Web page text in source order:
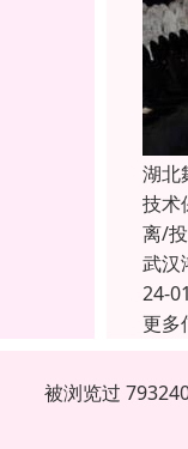
湖北
技术
离/
武汉
24-
更多
被浏览过